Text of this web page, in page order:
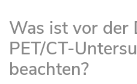
Was ist vor der
PET/CT-
beachten?